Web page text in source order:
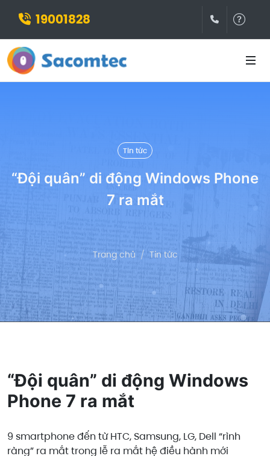
19001828
Tin tức
“Đội quân” di động Windows Phone
7 ra mắt
Trang chủ Tin tức
“Đội quân” di động Windows
Phone 7 ra mắt
9 smartphone đến từ HTC, Samsung, LG, Dell “rình
ràng” ra mắt trong lễ ra mắt hệ điều hành mới